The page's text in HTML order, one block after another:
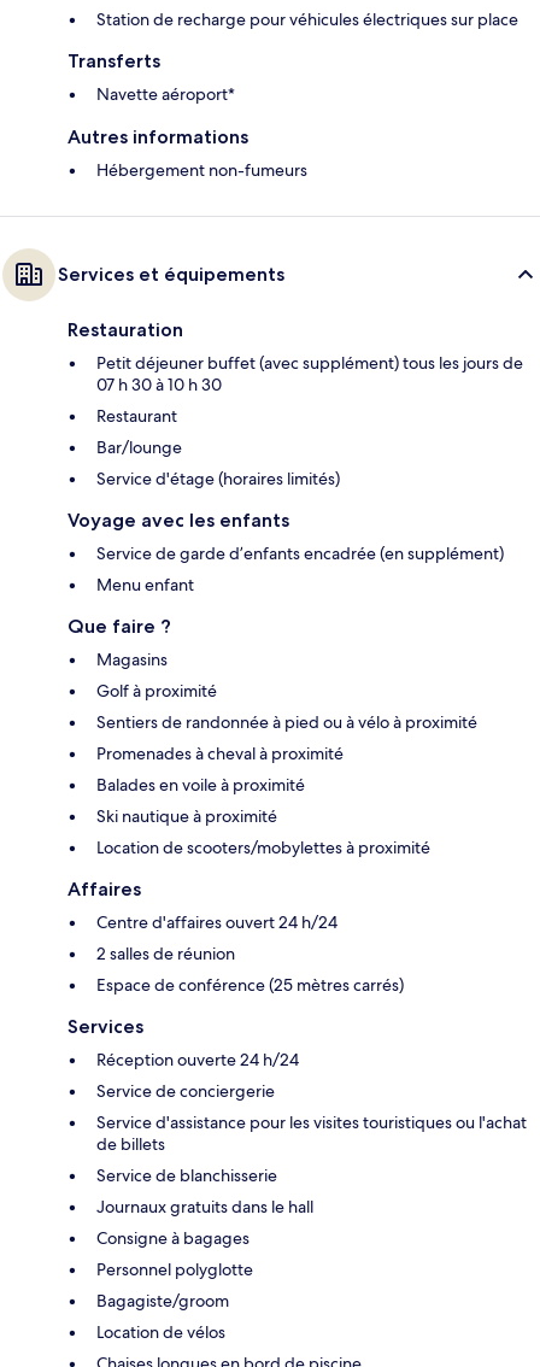
Station de recharge pour véhicules électriques sur place
Transferts
Navette aéroport*
Autres informations
Hébergement non-fumeurs
Services et équipements
Restauration
Petit déjeuner buffet (avec supplément) tous les jours de
07 h 30 à 10 h 30
Restaurant
Bar/lounge
Service d'étage (horaires limités)
Voyage avec les enfants
Service de garde d’enfants encadrée (en supplément)
Menu enfant
Que faire ?
Magasins
Golf à proximité
Sentiers de randonnée à pied ou à vélo à proximité
Promenades à cheval à proximité
Balades en voile à proximité
Ski nautique à proximité
Location de scooters/mobylettes à proximité
Affaires
Centre d'affaires ouvert 24 h/24
2 salles de réunion
Espace de conférence (25 mètres carrés)
Services
Réception ouverte 24 h/24
Service de conciergerie
Service d'assistance pour les visites touristiques ou l'achat
de billets
Service de blanchisserie
Journaux gratuits dans le hall
Consigne à bagages
Personnel polyglotte
Bagagiste/groom
Location de vélos